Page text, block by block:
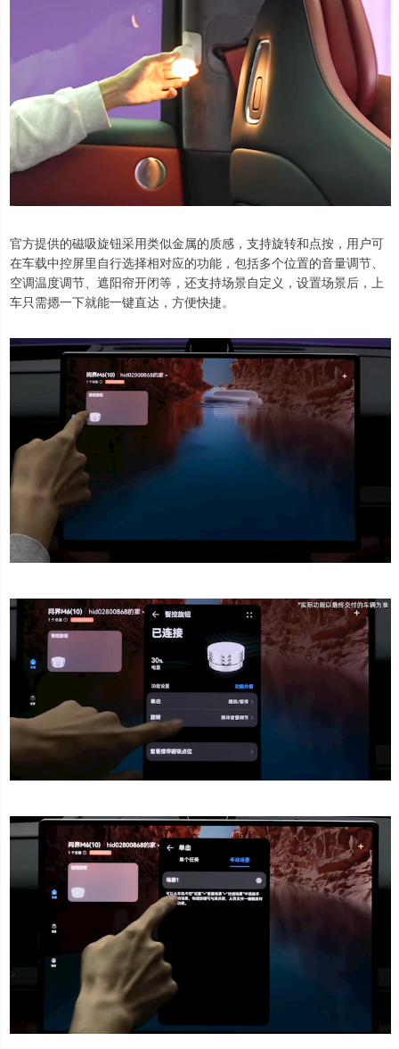
官方提供的磁吸旋钮采用类似金属的质感，支持旋转和点按，用户可
在车载中控屏里自行选择相对应的功能，包括多个位置的音量调节、
空调温度调节、遮阳帘开闭等，还支持场景自定义，设置场景后，上
车只需摁一下就能一键直达，方便快捷。